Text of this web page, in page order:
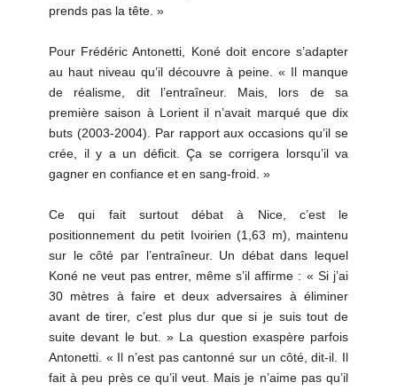
prends pas la tête. »
Pour Frédéric Antonetti, Koné doit encore s’adapter
au haut niveau qu’il découvre à peine. « Il manque
de réalisme, dit l’entraîneur. Mais, lors de sa
première saison à Lorient il n’avait marqué que dix
buts (2003-2004). Par rapport aux occasions qu’il se
crée, il y a un déficit. Ça se corrigera lorsqu’il va
gagner en confiance et en sang-froid. »
Ce qui fait surtout débat à Nice, c’est le
positionnement du petit Ivoirien (1,63 m), maintenu
sur le côté par l’entraîneur. Un débat dans lequel
Koné ne veut pas entrer, même s’il affirme : « Si j’ai
30 mètres à faire et deux adversaires à éliminer
avant de tirer, c’est plus dur que si je suis tout de
suite devant le but. » La question exaspère parfois
Antonetti. « Il n’est pas cantonné sur un côté, dit-il. Il
fait à peu près ce qu’il veut. Mais je n’aime pas qu’il